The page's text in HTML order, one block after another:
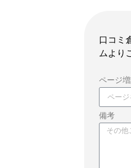
口コミ
ムより
ページ
備考